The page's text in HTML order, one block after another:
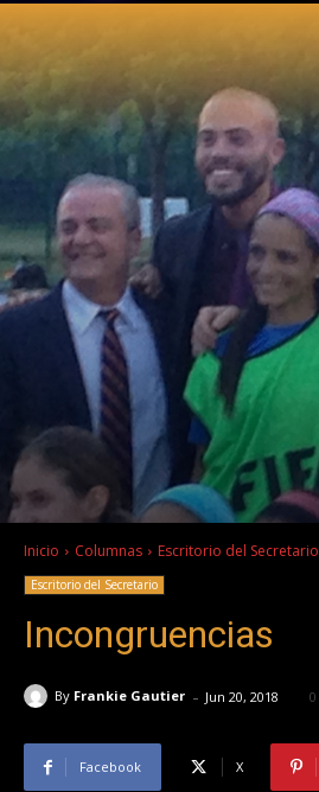
Inicio Columnas Escritorio del Secretario
Escritorio del Secretario
Incongruencias
By Frankie Gautier - Jun 20, 2018 0
Facebook X